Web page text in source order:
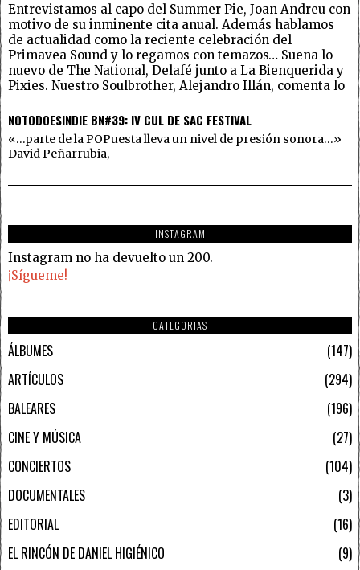
Entrevistamos al capo del Summer Pie, Joan Andreu con
motivo de su inminente cita anual. Además hablamos
de actualidad como la reciente celebración del
Primavea Sound y lo regamos con temazos… Suena lo
nuevo de The National, Delafé junto a La Bienquerida y
Pixies. Nuestro Soulbrother, Alejandro Illán, comenta lo
NOTODOESINDIE BN#39: IV CUL DE SAC FESTIVAL
«…parte de la POPuesta lleva un nivel de presión sonora…»
David Peñarrubia,
INSTAGRAM
Instagram no ha devuelto un 200.
¡Sígueme!
CATEGORIAS
ÁLBUMES
147
ARTÍCULOS
294
BALEARES
196
CINE Y MÚSICA
27
CONCIERTOS
104
DOCUMENTALES
3
EDITORIAL
16
EL RINCÓN DE DANIEL HIGIÉNICO
9